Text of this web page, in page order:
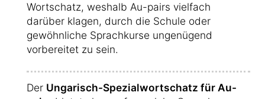
Wortschatz, weshalb Au-pairs vielfach
darüber klagen, durch die Schule oder
gewöhnliche Sprachkurse ungenügend
vorbereitet zu sein.
Der Ungarisch-Spezialwortschatz für Au-